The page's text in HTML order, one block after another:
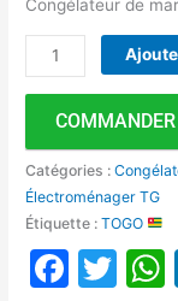
Congélateur de
Catégories :
Électroménager TG
Étiquette :TOGO